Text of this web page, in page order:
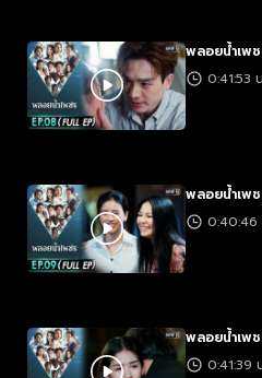
พลอยน้ำเพช
0:41:53
พลอยน้ำเพช
0:40:46
พลอยน้ำเพช
0:41:39